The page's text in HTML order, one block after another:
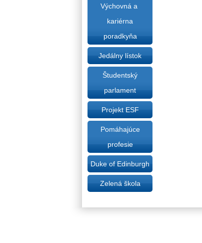
Výchovná a
kariérna
poradkyňa
Jedálny lístok
Študentský
parlament
Projekt ESF
Pomáhajúce
profesie
Duke of Edinburgh
Zelená škola